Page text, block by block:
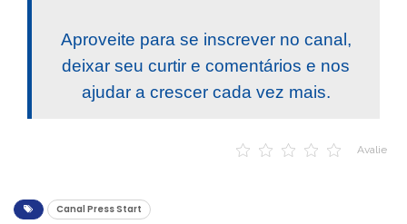
Aproveite para se inscrever no canal,
deixar seu curtir e comentários e nos
ajudar a crescer cada vez mais.
Avalie
Canal Press Start